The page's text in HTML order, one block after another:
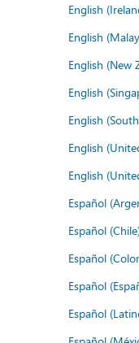
English
English
English (New
English
English
English
English
Español
Español
Español
Español
Español